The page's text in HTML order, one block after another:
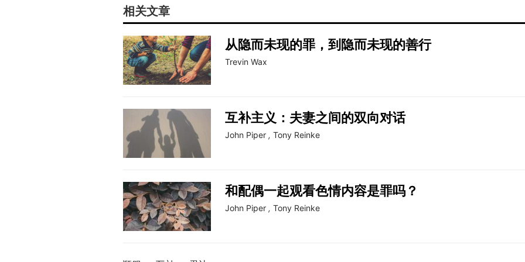
相关文章
从隐而未现的罪，到隐而未现的善行
Trevin Wax
互补主义：夫妻之间的双向对话
John Piper , Tony Reinke
和配偶一起观看色情内容是罪吗？
John Piper , Tony Reinke